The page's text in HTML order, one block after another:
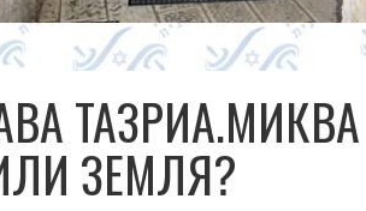
ЗЕМЛЯ?